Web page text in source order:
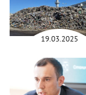
19.03.2025